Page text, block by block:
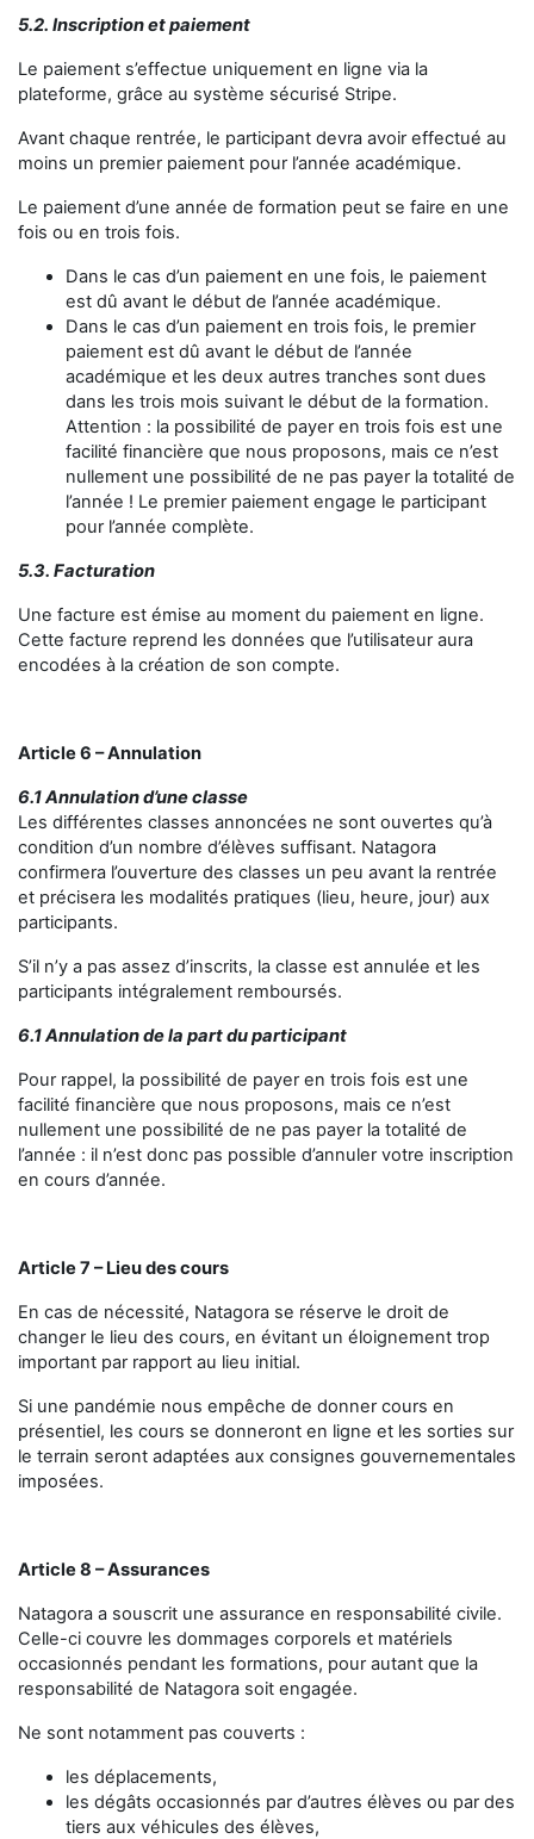
5.2. Inscription et paiement
Le paiement s’effectue uniquement en ligne via la
plateforme, grâce au système sécurisé Stripe.
Avant chaque rentrée, le participant devra avoir effectué au
moins un premier paiement pour l’année académique.
Le paiement d’une année de formation peut se faire en une
fois ou en trois fois.
Dans le cas d’un paiement en une fois, le paiement
est dû avant le début de l’année académique.
Dans le cas d’un paiement en trois fois, le premier
paiement est dû avant le début de l’année
académique et les deux autres tranches sont dues
dans les trois mois suivant le début de la formation.
Attention : la possibilité de payer en trois fois est une
facilité financière que nous proposons, mais ce n’est
nullement une possibilité de ne pas payer la totalité de
l’année ! Le premier paiement engage le participant
pour l’année complète.
5.3. Facturation
Une facture est émise au moment du paiement en ligne.
Cette facture reprend les données que l’utilisateur aura
encodées à la création de son compte.
Article 6 – Annulation
6.1 Annulation d’une classe
Les différentes classes annoncées ne sont ouvertes qu’à
condition d’un nombre d’élèves suffisant. Natagora
confirmera l’ouverture des classes un peu avant la rentrée
et précisera les modalités pratiques (lieu, heure, jour) aux
participants.
S’il n’y a pas assez d’inscrits, la classe est annulée et les
participants intégralement remboursés.
6.1 Annulation de la part du participant
Pour rappel, la possibilité de payer en trois fois est une
facilité financière que nous proposons, mais ce n’est
nullement une possibilité de ne pas payer la totalité de
l’année : il n’est donc pas possible d’annuler votre inscription
en cours d’année.
Article 7 – Lieu des cours
En cas de nécessité, Natagora se réserve le droit de
changer le lieu des cours, en évitant un éloignement trop
important par rapport au lieu initial.
Si une pandémie nous empêche de donner cours en
présentiel, les cours se donneront en ligne et les sorties sur
le terrain seront adaptées aux consignes gouvernementales
imposées.
Article 8 – Assurances
Natagora a souscrit une assurance en responsabilité civile.
Celle-ci couvre les dommages corporels et matériels
occasionnés pendant les formations, pour autant que la
responsabilité de Natagora soit engagée.
Ne sont notamment pas couverts :
les déplacements,
les dégâts occasionnés par d’autres élèves ou par des
tiers aux véhicules des élèves,